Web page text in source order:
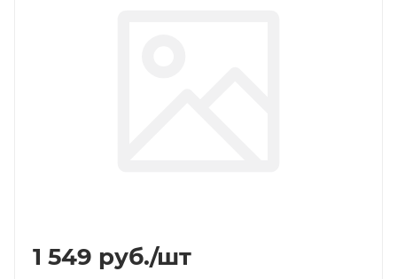
1 549 руб./шт